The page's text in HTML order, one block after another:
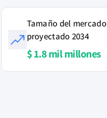
Tamaño del mercado
proyectado 2034
$ 1.8 mil millones